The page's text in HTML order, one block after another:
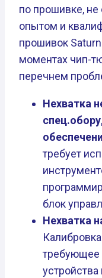
по прошивке,
опытом и
прошивок Saturn
моментах чип-
перечнем
Нехватка
требует
блок
Нехватка
требующее